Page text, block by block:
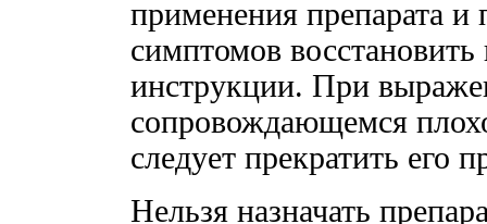
применения препарата и
симптомов восстановить
инструкции. При
сопровождающемся
следует прекратить его
Нельзя назначать